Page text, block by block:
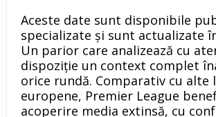
Aceste date sunt disponibile
specializate și sunt actualizate
Un parior care analizează cu
dispoziție un context complet
orice rundă. Comparativ cu alte
europene, Premier League
acoperire media extinsă, cu